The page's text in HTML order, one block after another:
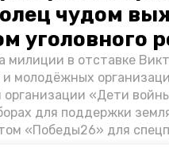
чудом
уголовного
милиции в отставке
и молодёжных
«Дети
для поддержки
«Победы26» для
о зверствах